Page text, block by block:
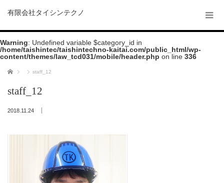
有限会社タイシンテクノ
Warning: Undefined variable $category_id in
/home/taishintec/taishintechno-kaitai.com/public_html/wp-
content/themes/law_tcd031/mobile/header.php on line 336
ホーム staff_12
staff_12
2018.11.24